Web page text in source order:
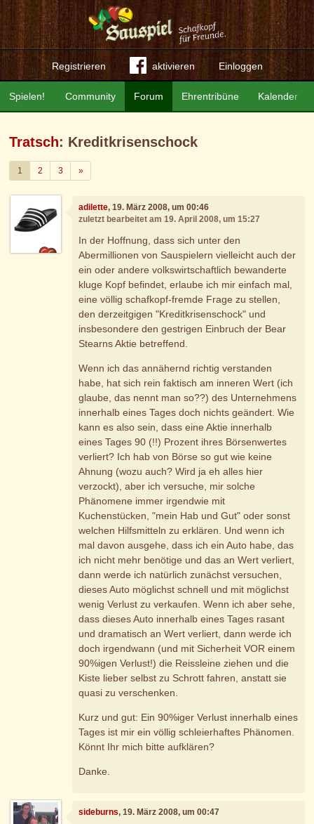
Registrieren aktivieren Einloggen
Community Forum Ehrentribüne Kalender
Spielen!
Tratsch: Kreditkrisenschock
1 2 3 »Weiter
adilette, 19. März 2008, um 00:46
zuletzt bearbeitet am 19. April 2008, um 15:27
In der Hoffnung, dass sich unter den
Abermillionen von Sauspielern vielleicht auch der
ein oder andere volkswirtschaftlich bewanderte
kluge Kopf befindet, erlaube ich mir einfach mal,
eine völlig schafkopf-fremde Frage zu stellen,
den derzeitgigen "Kreditkrisenschock" und
insbesondere den gestrigen Einbruch der Bear
Stearns Aktie betreffend.
Wenn ich das annähernd richtig verstanden
habe, hat sich rein faktisch am inneren Wert (ich
glaube, das nennt man so??) des Unternehmens
innerhalb eines Tages doch nichts geändert. Wie
kann es also sein, dass eine Aktie innerhalb
eines Tages 90 (!!) Prozent ihres Börsenwertes
verliert? Ich hab von Börse so gut wie keine
Ahnung (wozu auch? Wird ja eh alles hier
verzockt), aber ich versuche, mir solche
Phänomene immer irgendwie mit
Kuchenstücken, "mein Hab und Gut" oder sonst
welchen Hilfsmitteln zu erklären. Und wenn ich
mal davon ausgehe, dass ich ein Auto habe, das
ich nicht mehr benötige und das an Wert verliert,
dann werde ich natürlich zunächst versuchen,
dieses Auto möglichst schnell und mit möglichst
wenig Verlust zu verkaufen. Wenn ich aber sehe,
dass dieses Auto innerhalb eines Tages rasant
und dramatisch an Wert verliert, dann werde ich
doch irgendwann (und mit Sicherheit VOR einem
90%igen Verlust!) die Reissleine ziehen und die
Kiste lieber selbst zu Schrott fahren, anstatt sie
quasi zu verschenken.
Kurz und gut: Ein 90%iger Verlust innerhalb eines
Tages ist mir ein völlig schleierhaftes Phänomen.
Könnt Ihr mich bitte aufklären?
Danke.
sideburns, 19. März 2008, um 00:47